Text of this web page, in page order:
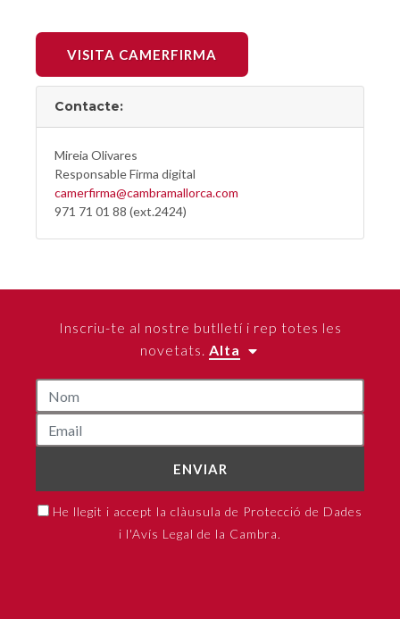
VISITA CAMERFIRMA
Contacte:
Mireia Olivares
Responsable Firma digital
camerfirma@cambramallorca.com
971 71 01 88 (ext.2424)
Inscriu-te al nostre butlletí i rep totes les
novetats. Alta
ENVIAR
He llegit i accept la clàusula de Protecció de Dades
i l'Avís Legal de la Cambra.